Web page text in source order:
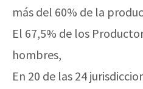
más del 60% de la
El 67,5% de los
hombres,
En 20 de las 24